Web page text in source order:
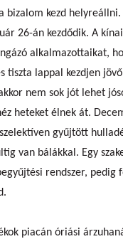
bizalom kezd
26-án kezdődik. A
alkalmazottaikat,
tiszta lappal kezdjen
nem sok jót lehet
heteket élnek át.
gyűjtött
van bálákkal. Egy
rendszer,
piacán óriási